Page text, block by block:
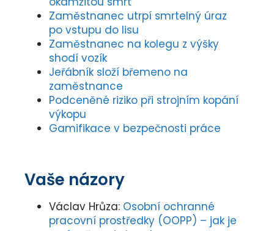
Zaměstnanec utrpí smrtelný úraz
po vstupu do lisu
Zaměstnanec na kolegu z výšky
shodí vozík
Jeřábník složí břemeno na
zaměstnance
Podceněné riziko při strojním kopání
výkopu
Gamifikace v bezpečnosti práce
Vaše názory
Václav Hrůza: Osobní ochranné
pracovní prostředky (OOPP) – jak je